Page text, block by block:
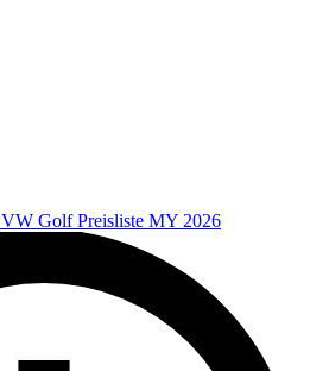
VW Golf Preisliste MY 2026